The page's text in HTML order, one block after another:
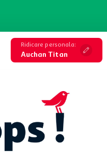
Ridicare personala:
Auchan Titan